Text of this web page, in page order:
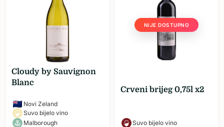
Cloudy by Sauvignon
Blanc
Novi Zeland
Suvo bijelo vino
Malborough
NIJE DOSTUPNO
Crveni brijeg 0,75l x2
Suvo bijelo vino